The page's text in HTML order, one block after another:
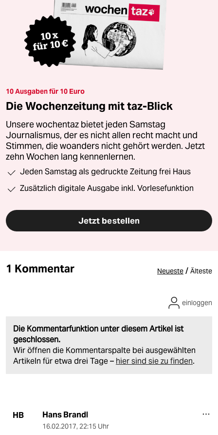
10 Ausgaben für 10 Euro
Die Wochenzeitung mit taz-Blick
Unsere wochentaz bietet jeden Samstag
Journalismus, der es nicht allen recht macht und
Stimmen, die woanders nicht gehört werden. Jetzt
zehn Wochen lang kennenlernen.
Jeden Samstag als gedruckte Zeitung frei Haus
Zusätzlich digitale Ausgabe inkl. Vorlesefunktion
Jetzt bestellen
1 Kommentar Neueste / Älteste
Die Kommentarfunktion unter diesem Artikel ist
geschlossen.
Wir öffnen die Kommentarspalte bei ausgewählten
Artikeln für etwa drei Tage – hier sind sie zu finden.
einloggen
HB Hans Brandl
16.02.2017, 22:15 Uhr